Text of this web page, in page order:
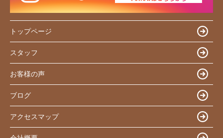
トップページ
スタッフ
お客様の声
ブログ
アクセスマップ